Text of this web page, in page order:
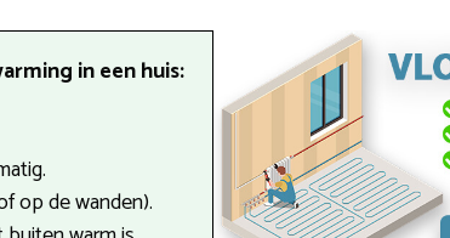
in een huis:
op de wanden).